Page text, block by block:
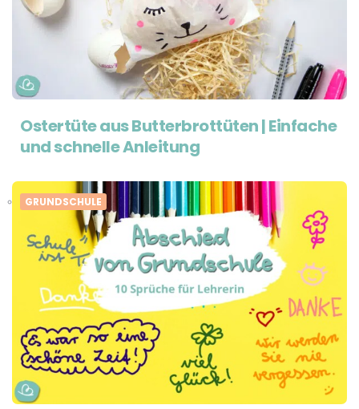
Ostertüte aus Butterbrottüten | Einfache
und schnelle Anleitung
GRUNDSCHULE